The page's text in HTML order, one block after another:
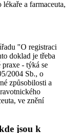
a farmaceuta,
"O registraci
doklad je třeba
- týká se
2004 Sb., o
způsobilosti a
ve znění
jsou k